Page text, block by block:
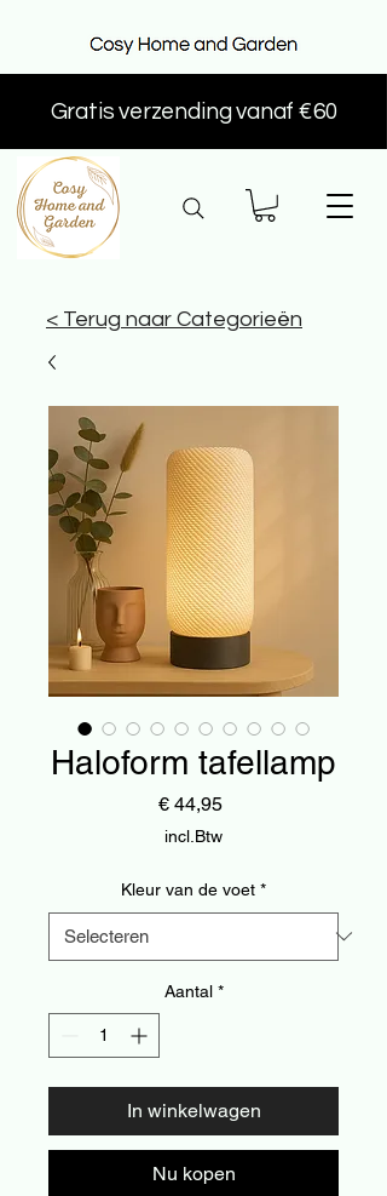
Gratis verzending vanaf €60
< Terug naar Categorieën
Haloform tafellamp
€ 44,95Prijs
incl.Btw
Kleur van de voet *
Aantal *
In winkelwagen
Nu kopen